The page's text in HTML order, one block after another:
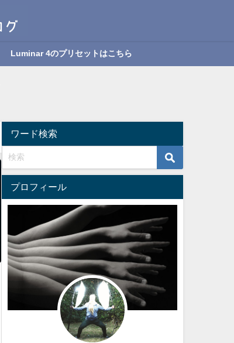
Luminar 4のプリセットはこちら
ワード検索
プロフィール